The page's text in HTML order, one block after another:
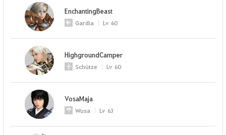
EnchantingBeast
Gardia Lv 60
HighgroundCamper
Schütze Lv 60
VosaMaja
Wusa Lv 63